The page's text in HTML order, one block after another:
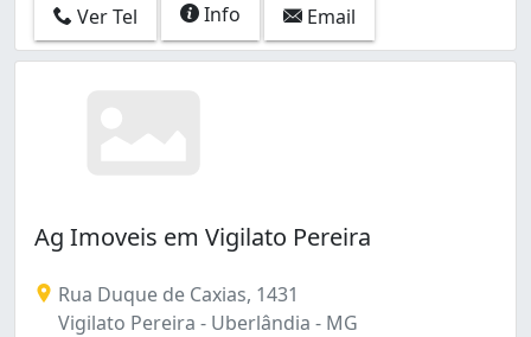
Ver Tel Info Email
Ag Imoveis em Vigilato Pereira
Rua Duque de Caxias, 1431
Vigilato Pereira - Uberlândia - MG